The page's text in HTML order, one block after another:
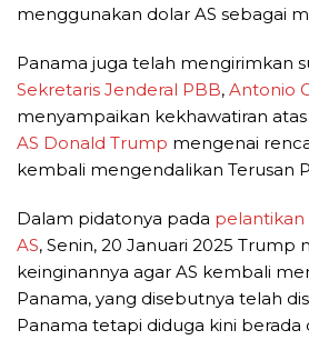
menggunakan dolar AS sebagai
Panama juga telah mengirimkan
Sekretaris Jenderal PBB, Antonio
menyampaikan kekhawatiran
AS Donald Trump mengenai
kembali mengendalikan Terusan
Dalam pidatonya pada pelantikan
AS, Senin, 20 Januari 2025 Trump
keinginannya agar AS kembali
Panama, yang disebutnya telah
Panama tetapi diduga kini berada